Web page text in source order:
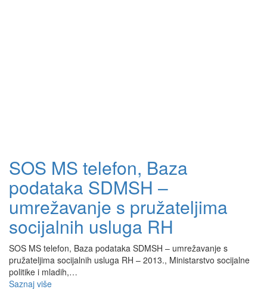
SOS MS telefon, Baza
podataka SDMSH –
umrežavanje s pružateljima
socijalnih usluga RH
SOS MS telefon, Baza podataka SDMSH – umrežavanje s
pružateljima socijalnih usluga RH – 2013., Ministarstvo socijalne
politike i mladih,…
Saznaj više